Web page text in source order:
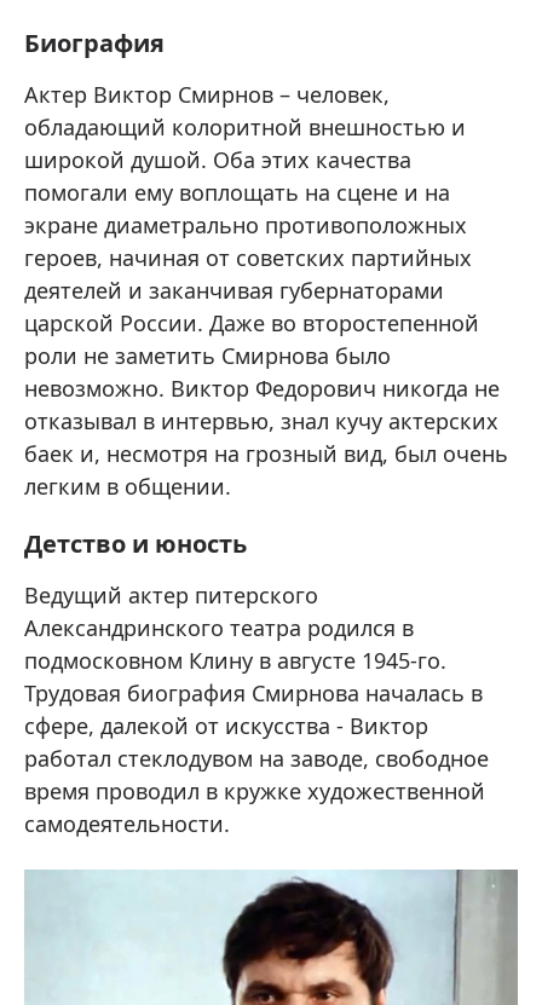
Биография
Актер Виктор Смирнов – человек,
обладающий колоритной внешностью и
широкой душой. Оба этих качества
помогали ему воплощать на сцене и на
экране диаметрально противоположных
героев, начиная от советских партийных
деятелей и заканчивая губернаторами
царской России. Даже во второстепенной
роли не заметить Смирнова было
невозможно. Виктор Федорович никогда не
отказывал в интервью, знал кучу актерских
баек и, несмотря на грозный вид, был очень
легким в общении.
Детство и юность
Ведущий актер питерского
Александринского театра родился в
подмосковном Клину в августе 1945-го.
Трудовая биография Смирнова началась в
сфере, далекой от искусства - Виктор
работал стеклодувом на заводе, свободное
время проводил в кружке художественной
самодеятельности.